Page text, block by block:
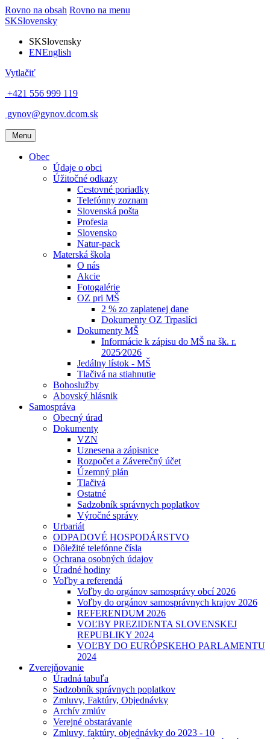
Rovno na obsah Rovno na menu
SKSlovensky
SKSlovensky
ENEnglish
Vytlačiť
+421 556 999 119
gynov@gynov.dcom.sk
Menu
Obec
Údaje o obci
Úžitočné odkazy
Cestovné poriadky
Telefónny zoznam
Slovenská pošta
Profesia
Slovensko
Natur-pack
Materská škola
O nás
Akcie
Fotogalérie
OZ pri MŠ
2 % zo zaplatenej dane
Dokumenty OZ Trpaslíci
Dokumenty MŠ
Informácie k zápisu do MŠ na šk. r.
2025⁄2026
Jedálny lístok - MŠ
Tlačivá na stiahnutie
Bohoslužby
Abovský hlásnik
Samospráva
Obecný úrad
Dokumenty
VZN
Uznesena a zápisnice
Rozpočet a Záverečný účet
Územný plán
Tlačivá
Ostatné
Sadzobník správnych poplatkov
Výročné správy
Urbariát
ODPADOVÉ HOSPODÁRSTVO
Dôležité telefónne čísla
Ochrana osobných údajov
Úradné hodiny
Voľby a referendá
Voľby do orgánov samosprávy obcí 2026
Voľby do orgánov samosprávnych krajov 2026
REFERENDUM 2026
VOĽBY PREZIDENTA SLOVENSKEJ
REPUBLIKY 2024
VOĽBY DO EURÓPSKEHO PARLAMENTU
2024
Zverejňovanie
Úradná tabuľa
Sadzobník správnych poplatkov
Zmluvy, Faktúry, Objednávky
Archív zmlúv
Verejné obstarávanie
Zmluvy, faktúry, objednávky do 2023 - 10